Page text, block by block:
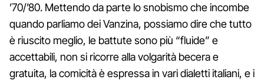
’70/’80. Mettendo da parte lo snobismo che incombe
quando parliamo dei Vanzina, possiamo dire che tutto
è riuscito meglio, le battute sono più “fluide” e
accettabili, non si ricorre alla volgarità becera e
gratuita, la comicità è espressa in vari dialetti italiani, e i